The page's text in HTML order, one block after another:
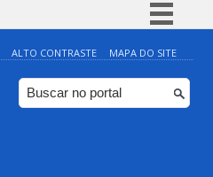
Simplifique!
Comunica BR
Participe
ALTO CONTRASTE MAPA DO SITE